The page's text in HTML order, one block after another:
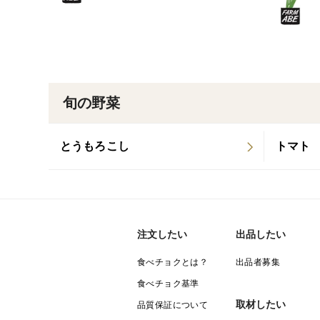
旬の野菜
とうもろこし トマト
注文したい
食べチョクとは？
食べチョク基準
品質保証について
出品したい
出品者募集
取材したい